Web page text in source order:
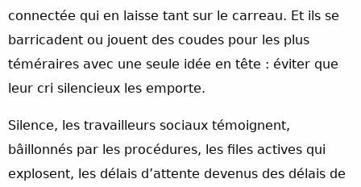
connectée qui en laisse tant sur le carreau. Et ils se
barricadent ou jouent des coudes pour les plus
téméraires avec une seule idée en tête : éviter que
leur cri silencieux les emporte.
Silence, les travailleurs sociaux témoignent,
bâillonnés par les procédures, les files actives qui
explosent, les délais d’attente devenus des délais de